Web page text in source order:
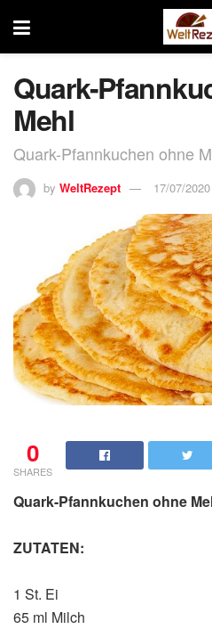
Quark-
Mehl
Quark-Pfannkuchen ohne
by WeltRezept 17/07/2020
0
SHARES
Quark-Pfannkuchen ohne
ZUTATEN:
1 St. Ei
65 ml Milch